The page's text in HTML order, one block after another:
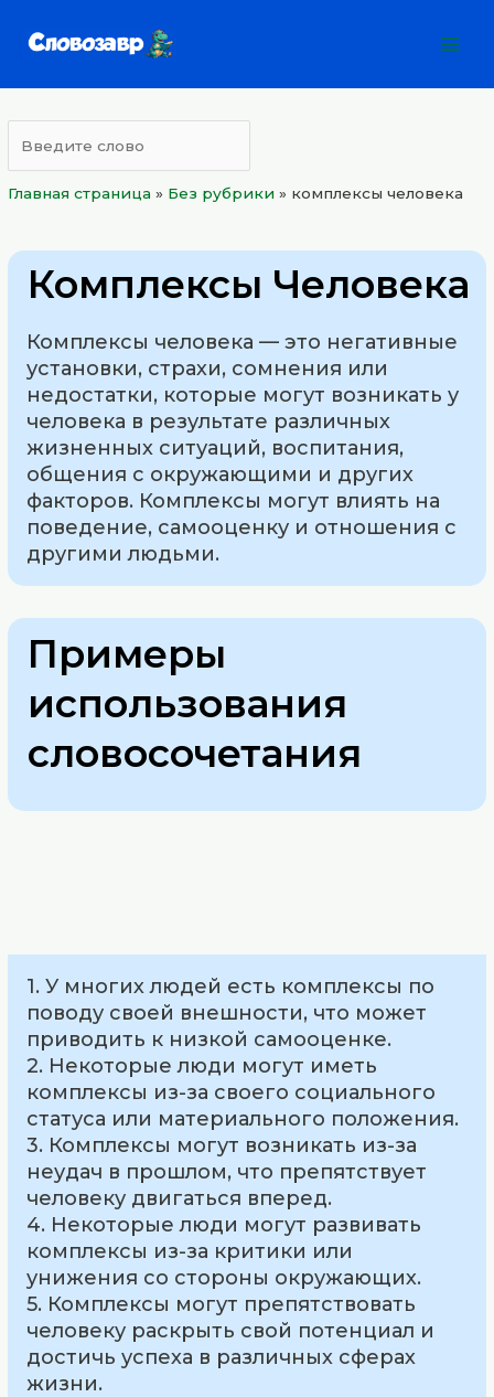
Главная страница » Без рубрики » комплексы человека
Комплексы Человека
Комплексы человека — это негативные
установки, страхи, сомнения или
недостатки, которые могут возникать у
человека в результате различных
жизненных ситуаций, воспитания,
общения с окружающими и других
факторов. Комплексы могут влиять на
поведение, самооценку и отношения с
другими людьми.
Примеры
использования
словосочетания
1. У многих людей есть комплексы по
поводу своей внешности, что может
приводить к низкой самооценке.
2. Некоторые люди могут иметь
комплексы из-за своего социального
статуса или материального положения.
3. Комплексы могут возникать из-за
неудач в прошлом, что препятствует
человеку двигаться вперед.
4. Некоторые люди могут развивать
комплексы из-за критики или
унижения со стороны окружающих.
5. Комплексы могут препятствовать
человеку раскрыть свой потенциал и
достичь успеха в различных сферах
жизни.